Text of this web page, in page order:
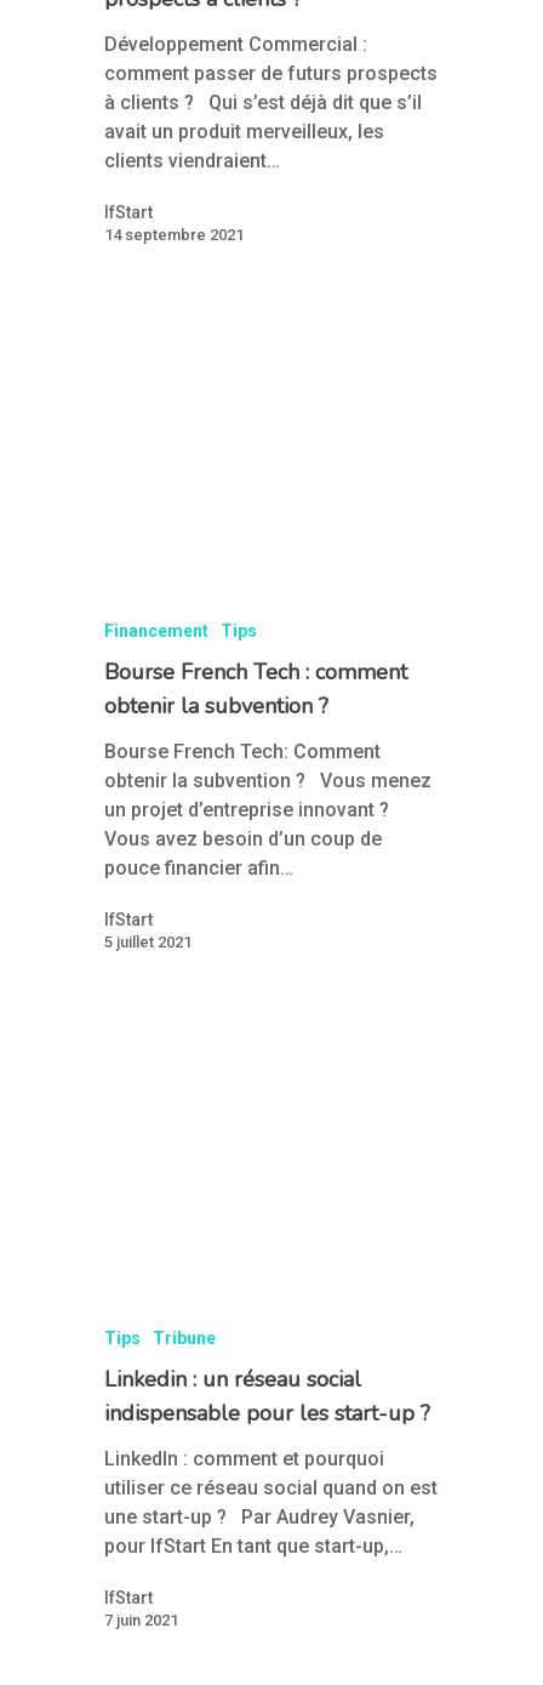
Développement Commercial :
comment passer de futurs prospects
à clients ? Qui s’est déjà dit que s’il
avait un produit merveilleux, les
clients viendraient…
IfStart
14 septembre 2021
Financement Tips
Bourse French Tech : comment
obtenir la subvention ?
Bourse French Tech: Comment
obtenir la subvention ? Vous menez
un projet d’entreprise innovant ?
Vous avez besoin d’un coup de
pouce financier afin…
IfStart
5 juillet 2021
Tips Tribune
Linkedin : un réseau social
indispensable pour les start-up ?
LinkedIn : comment et pourquoi
utiliser ce réseau social quand on est
une start-up ? Par Audrey Vasnier,
pour IfStart En tant que start-up,…
IfStart
7 juin 2021
accélérateur
Nos